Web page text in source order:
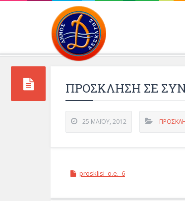
ΠΡΟΣΚΛΗΣΗ ΣΕ
25 ΜΑΪ́ΟΥ, 2012
prosklisi_o.e._6